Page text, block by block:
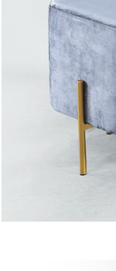
因大型傢俱有
讓您不用整天在
如遇自然災害
務。
百貨公司配送
期間，恕暫停百
無回收家具服
無回收家具